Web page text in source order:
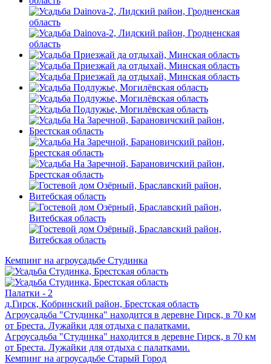
Кемпинг на агроусадьбе Студинка
Палатки - 2
д.Гирск, Кобринский район, Брестская область
Агроусадьба "Студинка" находится в деревне Гирск, в 70 км
от Бреста. Лужайки для отдыха с палатками.
Агроусадьба "Студинка" находится в деревне Гирск, в 70 км
от Бреста. Лужайки для отдыха с палатками.
Кемпинг на агроусадьбе Старый Город